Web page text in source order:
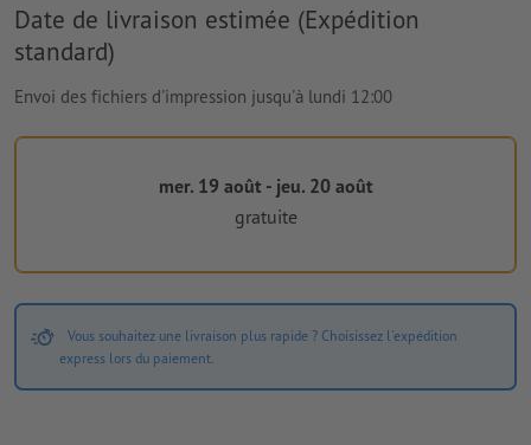
Date de livraison estimée (Expédition
standard)
Envoi des fichiers d'impression jusqu'à lundi 12:00
mer. 19 août - jeu. 20 août
gratuite
Vous souhaitez une livraison plus rapide ? Choisissez l'expédition
express lors du paiement.